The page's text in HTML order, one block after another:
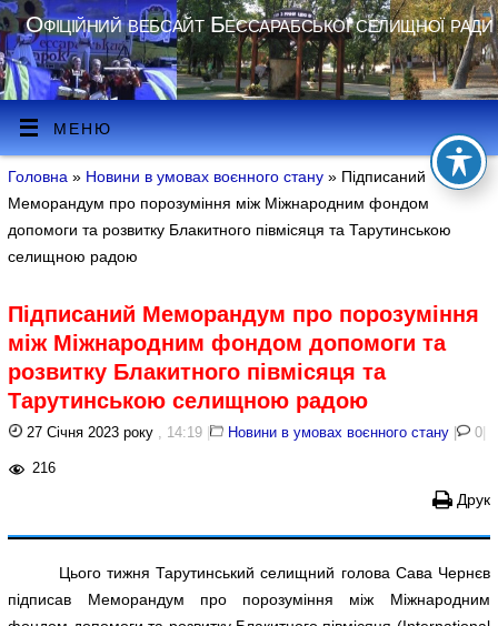
Офіційний вебсайт Бессарабської селищної ради
МЕНЮ
Головна » Новини в умовах воєнного стану » Підписаний
Меморандум про порозуміння між Міжнародним фондом
допомоги та розвитку Блакитного півмісяця та Тарутинською
селищною радою
Підписаний Меморандум про порозуміння
між Міжнародним фондом допомоги та
розвитку Блакитного півмісяця та
Тарутинською селищною радою
27 Січня 2023 року , 14:19 | Новини в умовах воєнного стану | 0
216
Друк
Цього тижня Тарутинський селищний голова Сава Чернєв
підписав Меморандум про порозуміння між Міжнародним